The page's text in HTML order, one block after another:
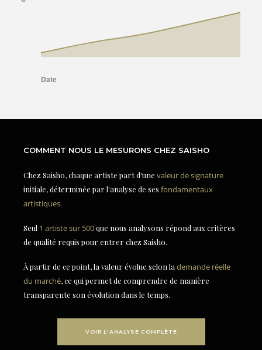
COMMENT NOUS LE MESURONS CHEZ SAISHO
Chez Saisho, chaque artiste part d'une valeur de signature
initiale, déterminée par l'analyse de ses fondamentaux
artistiques.
Seul 1 artiste sur 500que nous analysons répond aux critères
de qualité requis pour entrer chez Saisho.
À partir de ce point, la valeur évolue selon la demande réelle
du marché, ce qui permet de comprendre de manière
transparente son évolution dans le temps.
VOIR L'ANALYSE COMPLÈTE